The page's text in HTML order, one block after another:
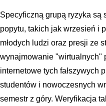
Specyficzną grupą ryzyka są
popytu, takich jak wrzesień i
młodych ludzi oraz presji ze
wynajmowanie "wirtualnych"
internetowe tych fałszywych
studentów i nowoczesnych
semestr z góry. Weryfikacja